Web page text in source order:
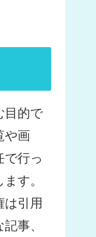
目的で
や画
で行っ
す。
は引用
事、